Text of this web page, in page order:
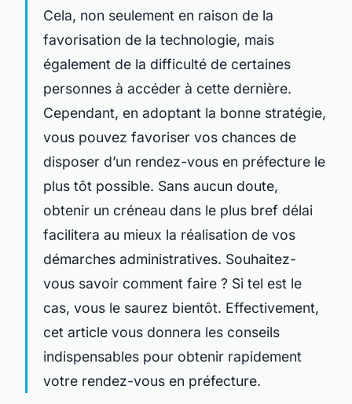
Cela, non seulement en raison de la
favorisation de la technologie, mais
également de la difficulté de certaines
personnes à accéder à cette dernière.
Cependant, en adoptant la bonne stratégie,
vous pouvez favoriser vos chances de
disposer d’un rendez-vous en préfecture le
plus tôt possible. Sans aucun doute,
obtenir un créneau dans le plus bref délai
facilitera au mieux la réalisation de vos
démarches administratives. Souhaitez-
vous savoir comment faire ? Si tel est le
cas, vous le saurez bientôt. Effectivement,
cet article vous donnera les conseils
indispensables pour obtenir rapidement
votre rendez-vous en préfecture.